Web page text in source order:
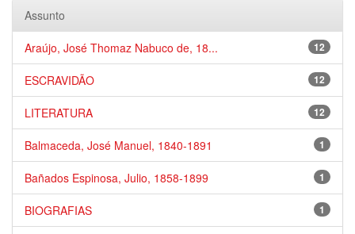
Assunto
12
Araújo, José Thomaz Nabuco de, 18...
12
ESCRAVIDÃO
12
LITERATURA
1
Balmaceda, José Manuel, 1840-1891
1
Bañados Espinosa, Julio, 1858-1899
1
BIOGRAFIAS